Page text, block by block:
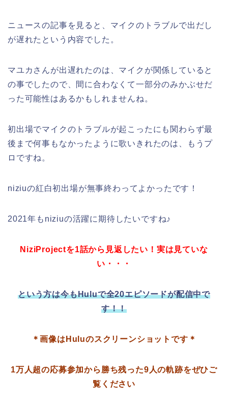
ニュースの記事を見ると、マイクのトラブルで出だし
が遅れたという内容でした。
マユカさんが出遅れたのは、マイクが関係していると
の事でしたので、間に合わなくて一部分のみかぶせだ
った可能性はあるかもしれませんね。
初出場でマイクのトラブルが起こったにも関わらず最
後まで何事もなかったように歌いきれたのは、もうプ
ロですね。
niziuの紅白初出場が無事終わってよかったです！
2021年もniziuの活躍に期待したいですね♪
NiziProjectを1話から見返したい！実は見ていな
い・・・
という方は今もHuluで全20エピソードが配信中で
す！！
＊画像はHuluのスクリーンショットです＊
1万人超の応募参加から勝ち残った9人の軌跡をぜひご
覧ください